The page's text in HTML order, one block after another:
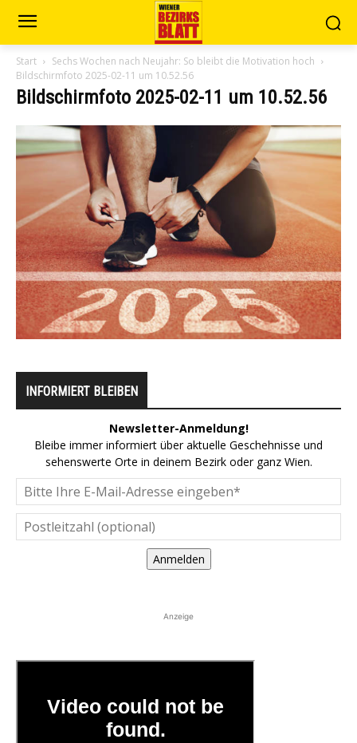
Start
Sechs Wochen nach Neujahr: So bleibt die Motivation hoch
Bildschirmfoto 2025-02-11 um 10.52.56
Bildschirmfoto 2025-02-11 um 10.52.56
INFORMIERT BLEIBEN
Newsletter-Anmeldung!
Bleibe immer informiert über aktuelle Geschehnisse und
sehenswerte Orte in deinem Bezirk oder ganz Wien.
Anmelden
Anzeige